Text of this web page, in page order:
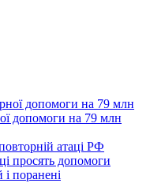
допомоги на 79 млн
атаці РФ
просять допомоги
поранені